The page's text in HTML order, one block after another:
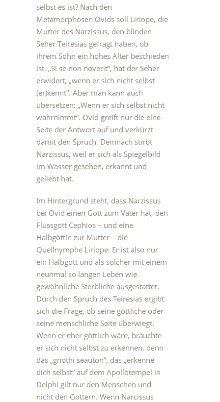
selbst es ist? Nach den
Metamorphosen Ovids soll Liriope, die
Mutter des Narzissus, den blinden
Seher Teiresias gefragt haben, ob
ihrem Sohn ein hohes Alter beschieden
ist. „Si se non noverit“, hat der Seher
erwidert, „wenn er sich nicht selbst
(er)kennt“. Aber man kann auch
übersetzen: „Wenn er sich selbst nicht
wahrnimmt“. Ovid greift nur die eine
Seite der Antwort auf und verkürzt
damit den Spruch. Demnach stirbt
Narzissus, weil er sich als Spiegelbild
im Wasser gesehen, erkannt und
geliebt hat.
Im Hintergrund steht, dass Narzissus
bei Ovid einen Gott zum Vater hat, den
Flussgott Cephios – und eine
Halbgöttin zur Mutter – die
Quellnymphe Liriope. Er ist also nur
ein Halbgott und als solcher mit einem
neunmal so langen Leben wie
gewöhnliche Sterbliche ausgestattet.
Durch den Spruch des Teiresias ergibt
sich die Frage, ob seine göttliche oder
seine menschliche Seite überwiegt.
Wenn er eher göttlich wäre, bräuchte
er sich nicht selbst zu erkennen, denn
das „gnothi seauton“, das „erkenne
dich selbst“ auf dem Apollotempel in
Delphi gilt nur den Menschen und
nicht den Göttern. Wenn Narcissus